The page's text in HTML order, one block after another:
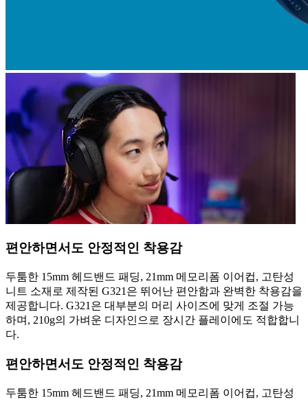
편안하면서도 안정적인 착용감
두툼한 15mm 헤드밴드 패딩, 21mm 메모리폼 이어컵, 고탄성
니트 소재로 제작된 G321은 뛰어난 편안함과 완벽한 착용감을
제공합니다. G321은 대부분의 머리 사이즈에 맞게 조절 가능
하며, 210g의 가벼운 디자인으로 장시간 플레이에도 적합합니
다.
편안하면서도 안정적인 착용감
두툼한 15mm 헤드밴드 패딩, 21mm 메모리폼 이어컵, 고탄성